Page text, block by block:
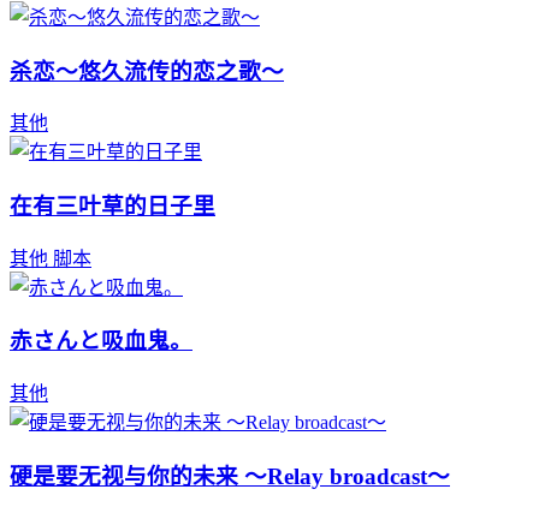
杀恋～悠久流传的恋之歌～
其他
在有三叶草的日子里
其他 脚本
赤さんと吸血鬼。
其他
硬是要无视与你的未来 ～Relay broadcast～